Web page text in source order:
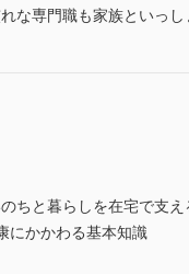
な専門職も家族といっし
ちと暮らしを在宅で支え
にかかわる基本知識